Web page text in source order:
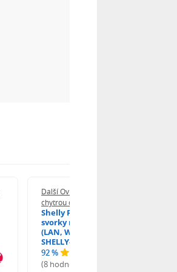
Další Ovladače a spínače pro
chytrou domácnost
Shelly Pro 3EM + 3x 120A
svorky měření spotřeby
(LAN, WiFi, Bluetooth)
SHELLY-PRO-3EM-3-120A
92 %
(8 hodnocení)